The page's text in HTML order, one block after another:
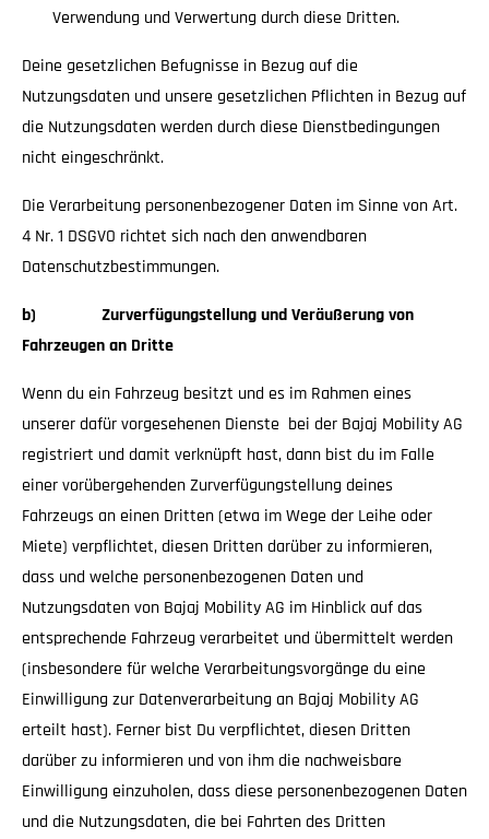
Verwendung und Verwertung durch diese Dritten.
Deine gesetzlichen Befugnisse in Bezug auf die
Nutzungsdaten und unsere gesetzlichen Pflichten in Bezug auf
die Nutzungsdaten werden durch diese Dienstbedingungen
nicht eingeschränkt.
Die Verarbeitung personenbezogener Daten im Sinne von Art.
4 Nr. 1 DSGVO richtet sich nach den anwendbaren
Datenschutzbestimmungen.
b) Zurverfügungstellung und Veräußerung von
Fahrzeugen an Dritte
Wenn du ein Fahrzeug besitzt und es im Rahmen eines
unserer dafür vorgesehenen Dienste bei der Bajaj Mobility AG
registriert und damit verknüpft hast, dann bist du im Falle
einer vorübergehenden Zurverfügungstellung deines
Fahrzeugs an einen Dritten (etwa im Wege der Leihe oder
Miete) verpflichtet, diesen Dritten darüber zu informieren,
dass und welche personenbezogenen Daten und
Nutzungsdaten von Bajaj Mobility AG im Hinblick auf das
entsprechende Fahrzeug verarbeitet und übermittelt werden
(insbesondere für welche Verarbeitungsvorgänge du eine
Einwilligung zur Datenverarbeitung an Bajaj Mobility AG
erteilt hast). Ferner bist Du verpflichtet, diesen Dritten
darüber zu informieren und von ihm die nachweisbare
Einwilligung einzuholen, dass diese personenbezogenen Daten
und die Nutzungsdaten, die bei Fahrten des Dritten